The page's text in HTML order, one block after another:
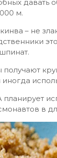
давать
м.
– не
получают
иногда
планирует
в